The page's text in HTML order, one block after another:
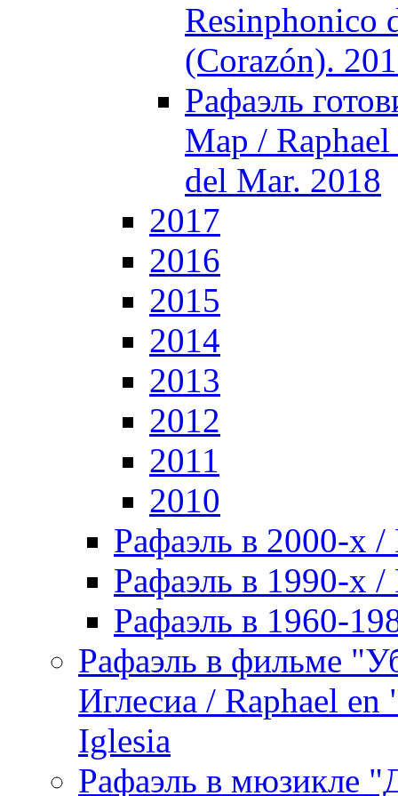
Resinphonico
(Corazón).
Рафаэль
Мар / Raphael
del Mar. 2018
2017
2016
2015
2014
2013
2012
2011
2010
Рафаэль в 2000-х /
Рафаэль в 1990-х /
Рафаэль в 1960-
Рафаэль в фильме
Иглесиа / Raphael
Iglesia
Рафаэль в мюзикле